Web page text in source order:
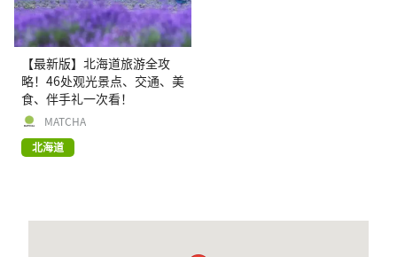
【最新版】北海道旅游全攻
略！46处观光景点、交通、美
食、伴手礼一次看！
MATCHA
北海道